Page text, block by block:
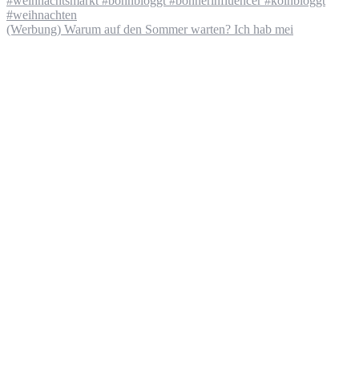
(Werbung) Warum auf den Sommer warten? Ich hab mei